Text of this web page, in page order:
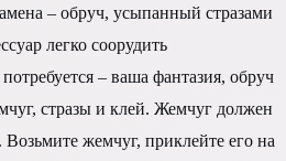
– обруч, усыпанный стразами
легко соорудить
– ваша фантазия, обруч
стразы и клей. Жемчуг должен
жемчуг, приклейте его на